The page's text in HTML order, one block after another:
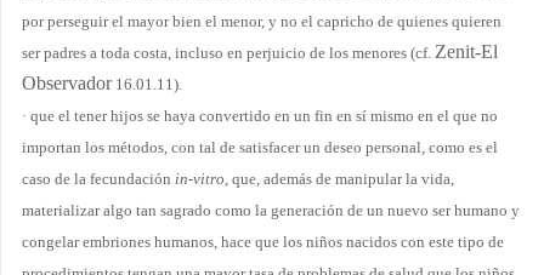
por perseguir el mayor bien el menor, y no el capricho de quienes quieren
ser padres a toda costa, incluso en perjuicio de los menores (cf. Zenit-El
Observador16.01.11).
· que el tener hijos se haya convertido en un fin en sí mismo en el que no
importan los métodos, con tal de satisfacer un deseo personal, como es el
caso de la fecundación in-vitro, que, además de manipular la vida,
materializar algo tan sagrado como la generación de un nuevo ser humano y
congelar embriones humanos, hace que los niños nacidos con este tipo de